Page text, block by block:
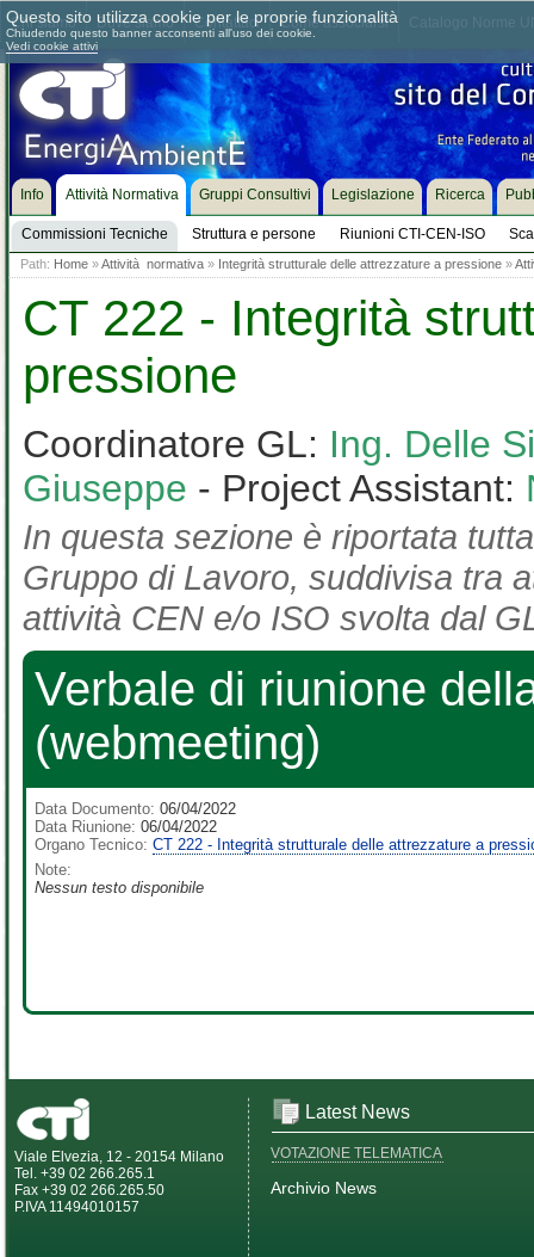
Chi siamo Dove siamo Contattaci Come associarsi
Info Attività Normativa
Commissioni Tecniche Struttura e persone Riunioni CTI-CEN-ISO
Gruppi Consultivi Legislazione Ricerca
Path: Home »Attività normativa » Integrità strutturale delle attrezzature a pressione »
CT 222 - Integrità
pressione
Coordinatore GL: Ing. Delle
Giuseppe - Project Assistant:
In questa sezione è riportata
Gruppo di Lavoro, suddivisa tra
attività CEN e/o ISO svolta dal
Verbale di riunione
(webmeeting)
Data Documento: 06/04/2022
Data Riunione: 06/04/2022
Organo Tecnico: CT 222 - Integrità strutturale delle attrezzature a
Note:
Nessun testo disponibile
Viale Elvezia, 12 - 20154 Milano
Tel. +39 02 266.265.1
Fax +39 02 266.265.50
P.IVA 11494010157
Latest News
VOTAZIONE TELEMATICA
Archivio News
Questo sito utilizza cookie per le proprie funzionalità
Chiudendo questo banner acconsenti all'uso dei cookie.
Vedi cookie attivi